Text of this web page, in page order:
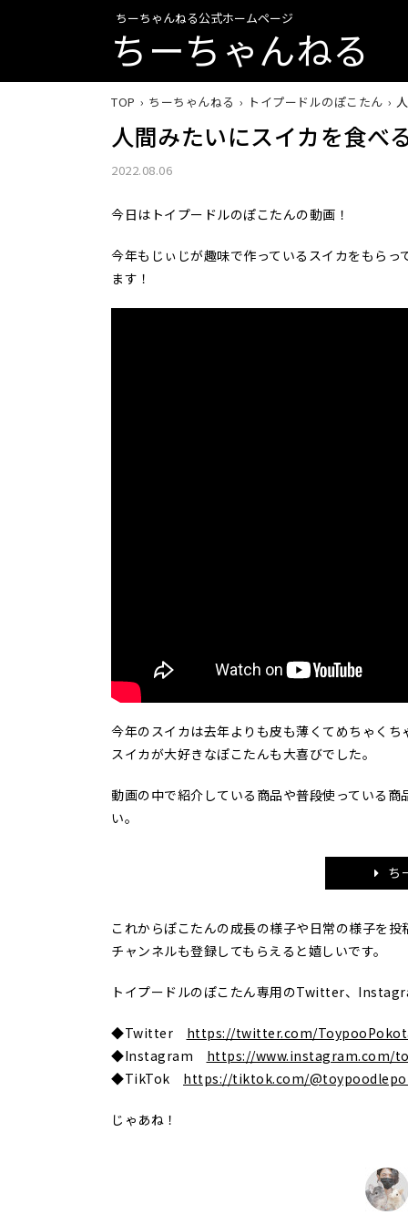
ちーちゃんねる公式ホームページ
ちーちゃんねる
TOP ちーちゃんねる トイプードルのぽこたん
人間みたいにスイカを食べ
2022.08.06
今日はトイプードルのぽこたんの動画！
今年もじぃじが趣味で作っているスイカをもら
ます！
今年のスイカは去年よりも皮も薄くてめちゃくち
スイカが大好きなぽこたんも大喜びでした。
動画の中で紹介している商品や普段使っている
い。
ち
これからぽこたんの成長の様子や日常の様子を
チャンネルも登録してもらえると嬉しいです。
トイプードルのぽこたん専用のTwitter、
◆Twitter https://twitter.com/
◆Instagram https://www.instagram.com/
◆TikTok https://tiktok.com/
じゃあね！